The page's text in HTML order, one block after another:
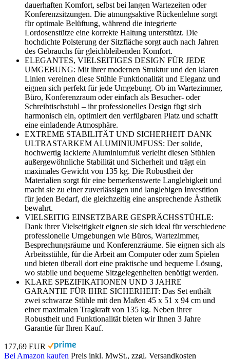
dauerhaften Komfort, selbst bei langen Wartezeiten oder
Konferenzsitzungen. Die atmungsaktive Rückenlehne sorgt
für optimale Belüftung, während die integrierte
Lordosenstütze eine korrekte Haltung unterstützt. Die
hochdichte Polsterung der Sitzfläche sorgt auch nach Jahren
des Gebrauchs für gleichbleibenden Komfort.
ELEGANTES, VIELSEITIGES DESIGN FÜR JEDE
UMGEBUNG: Mit ihrer modernen Struktur und den klaren
Linien vereinen diese Stühle Funktionalität und Eleganz und
eignen sich perfekt für jede Umgebung. Ob im Wartezimmer,
Büro, Konferenzraum oder einfach als Besucher- oder
Schreibtischstuhl – ihr professionelles Design fügt sich
harmonisch ein, optimiert den verfügbaren Platz und schafft
eine einladende Atmosphäre.
EXTREME STABILITÄT UND SICHERHEIT DANK
ULTRASTARKEM ALUMINIUMFUSS: Der solide,
hochwertig lackierte Aluminiumfuß verleiht diesen Stühlen
außergewöhnliche Stabilität und Sicherheit und trägt ein
maximales Gewicht von 135 kg. Die Robustheit der
Materialien sorgt für eine bemerkenswerte Langlebigkeit und
macht sie zu einer zuverlässigen und langlebigen Investition
für jeden Bedarf, die gleichzeitig eine ansprechende Ästhetik
bewahrt.
VIELSEITIG EINSETZBARE GESPRÄCHSSTÜHLE:
Dank ihrer Vielseitigkeit eignen sie sich ideal für verschiedene
professionelle Umgebungen wie Büros, Wartezimmer,
Besprechungsräume und Konferenzräume. Sie eignen sich als
Arbeitsstühle, für die Arbeit am Computer oder zum Spielen
und bieten überall dort eine praktische und bequeme Lösung,
wo stabile und bequeme Sitzgelegenheiten benötigt werden.
KLARE SPEZIFIKATIONEN UND 3 JAHRE
GARANTIE FÜR IHRE SICHERHEIT: Das Set enthält
zwei schwarze Stühle mit den Maßen 45 x 51 x 94 cm und
einer maximalen Tragkraft von 135 kg. Neben ihrer
Robustheit und Funktionalität bieten wir Ihnen 3 Jahre
Garantie für Ihren Kauf.
177,69 EUR
Bei Amazon kaufen Preis inkl. MwSt., zzgl. Versandkosten